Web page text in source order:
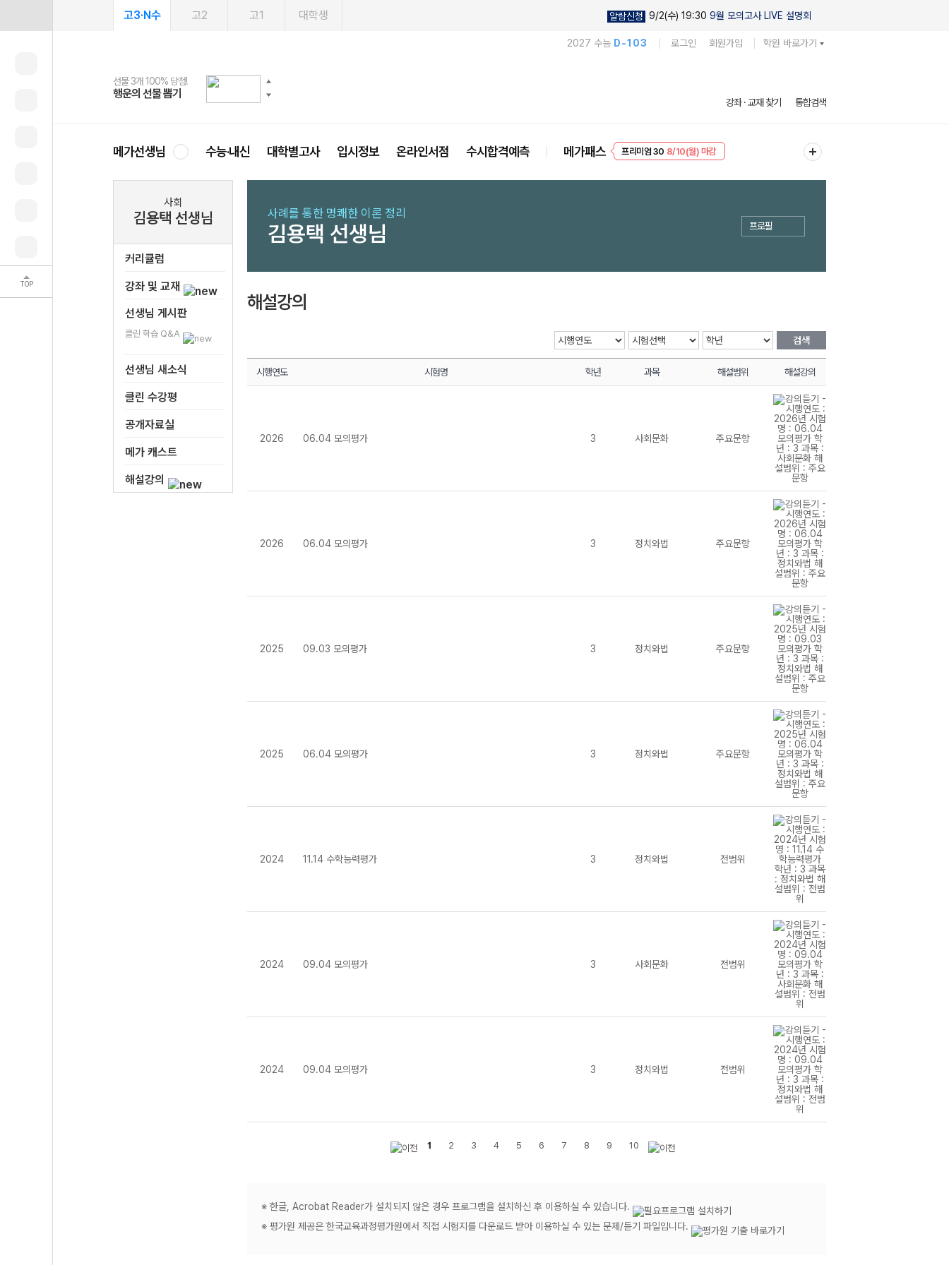
TOP
고3·N수 고2 고1 대학생 알람신청 9/2(수) 19:30 9월 모의고사 LIVE 설명회
2027 수능 D-103 로그인 회원가입 학원 바로가기
선물 3개 100% 당첨!
행운의 선물 뽑기
선물 100% 증정!
메가스터디 X 올리브
여름방학 스터디 캐시백
메가런 썸머스쿨
2027 러셀 단과
강사 공개선발
스마트러닝앱
설문 EVENT
메가패스
3일 무료 체험권
메가패스 수강생 무료혜택!
메가클럽 멤버십
사회공헌 캠페인
희망이룸 메가나눔
강좌 · 교재 찾기 통합검색
메가선생님 수능·내신 대학별고사 입시정보 온라인서점 수시합격예측 메가패스
프리미엄 30 8/10(월) 마감
EVENT 8/10(월) 마감
사회
김용택 선생님
커리큘럼
강좌 및 교재
선생님 게시판
클린 학습 Q&A
선생님 새소식
클린 수강평
공개자료실
메가 캐스트
해설강의
사례를 통한 명쾌한 이론 정리
김용택 선생님 프로필
해설강의
검색
시행연도 시험명 학년 과목 해설범위 해설강의
2026 06.04 모의평가 3 사회문화 주요문항
2026 06.04 모의평가 3 정치와법 주요문항
2025 09.03 모의평가 3 정치와법 주요문항
2025 06.04 모의평가 3 정치와법 주요문항
2024 11.14 수학능력평가 3 정치와법 전범위
2024 09.04 모의평가 3 사회문화 전범위
2024 09.04 모의평가 3 정치와법 전범위
1 2 3 4 5 6 7 8 9 10
※ 한글, Acrobat Reader가 설치되지 않은 경우 프로그램을 설치하신 후 이용하실 수 있습니다.
※ 평가원 제공은 한국교육과정평가원에서 직접 시험지를 다운로드 받아 이용하실 수 있는 문제/듣기 파일입니다.